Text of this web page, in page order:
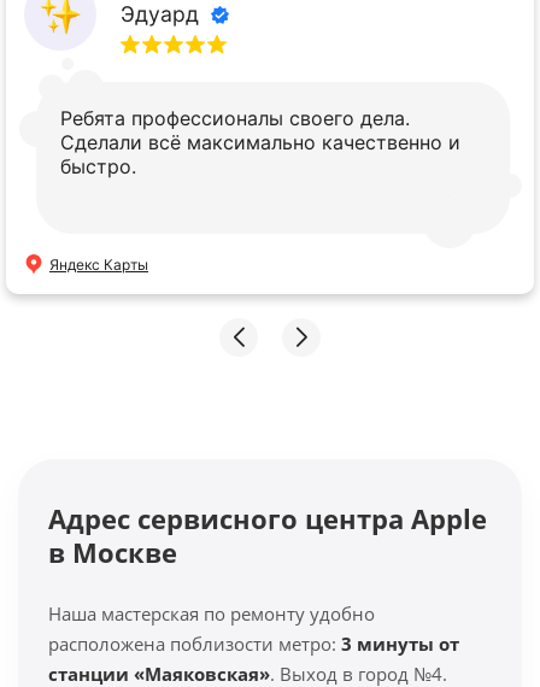
Эдуард
Ребята профессионалы своего дела.
Сделали всё максимально качественно и
быстро.
Яндекс Карты
Адрес сервисного центра Apple
в Москве
Наша мастерская по ремонту удобно
расположена поблизости метро: 3 минуты от
станции «Маяковская». Выход в город №4.